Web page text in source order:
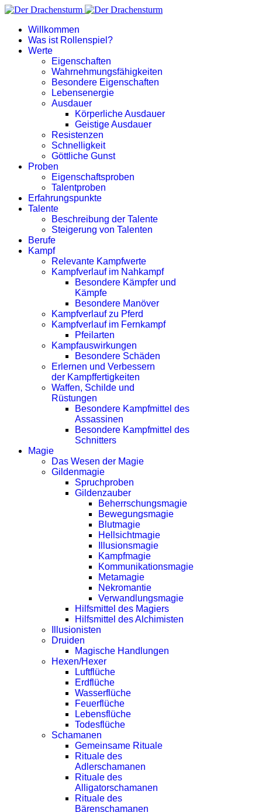
Willkommen
Was ist Rollenspiel?
Werte
Eigenschaften
Wahrnehmungsfähigkeiten
Besondere Eigenschaften
Lebensenergie
Ausdauer
Körperliche Ausdauer
Geistige Ausdauer
Resistenzen
Schnelligkeit
Göttliche Gunst
Proben
Eigenschaftsproben
Talentproben
Erfahrungspunkte
Talente
Beschreibung der Talente
Steigerung von Talenten
Berufe
Kampf
Relevante Kampfwerte
Kampfverlauf im Nahkampf
Besondere Kämpfer und
Kämpfe
Besondere Manöver
Kampfverlauf zu Pferd
Kampfverlauf im Fernkampf
Pfeilarten
Kampfauswirkungen
Besondere Schäden
Erlernen und Verbessern
der Kampffertigkeiten
Waffen, Schilde und
Rüstungen
Besondere Kampfmittel des
Assassinen
Besondere Kampfmittel des
Schnitters
Magie
Das Wesen der Magie
Gildenmagie
Spruchproben
Gildenzauber
Beherrschungsmagie
Bewegungsmagie
Blutmagie
Hellsichtmagie
Illusionsmagie
Kampfmagie
Kommunikationsmagie
Metamagie
Nekromantie
Verwandlungsmagie
Hilfsmittel des Magiers
Hilfsmittel des Alchimisten
Illusionisten
Druiden
Magische Handlungen
Hexen/Hexer
Luftflüche
Erdflüche
Wasserflüche
Feuerflüche
Lebensflüche
Todesflüche
Schamanen
Gemeinsame Rituale
Rituale des
Adlerschamanen
Rituale des
Alligatorschamanen
Rituale des
Bärenschamanen